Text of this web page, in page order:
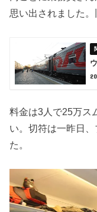
思い出されました。
料金は3人で25万ス
い。切符は一昨日
た。